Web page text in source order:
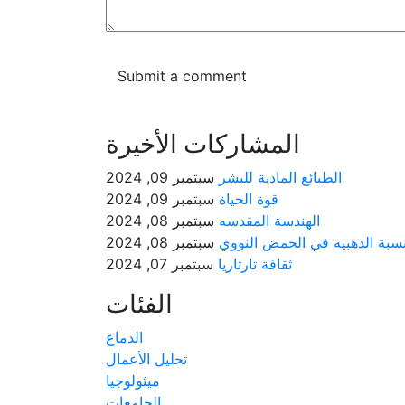
المشاركات الأخيرة
الطبائع المادية للبشر سبتمبر 09, 2024
قوة الحياة سبتمبر 09, 2024
الهندسة المقدسه سبتمبر 08, 2024
الذهبيه في الحمض النووي سبتمبر 08, 2024
ثقافة تارتاريا سبتمبر 07, 2024
الفئات
الدماغ
تحليل الأعمال
ميثولوجيا